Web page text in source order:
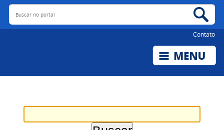
Buscar no portal
Contato